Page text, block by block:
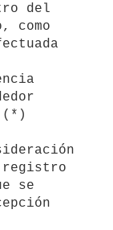
del
como
(*)
registro
se